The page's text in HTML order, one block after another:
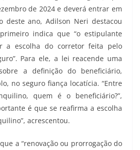
de 2024 e deverá entrar em
deste ano, Adilson Neri destacou
indica que “o estipulante
a escolha do corretor feita pelo
Para ele, a lei reacende uma
a definição do beneficiário,
no seguro fiança locatícia. “Entre
quem é o beneficiário?”,
é que se reafirma a escolha
acrescentou.
a “renovação ou prorrogação do